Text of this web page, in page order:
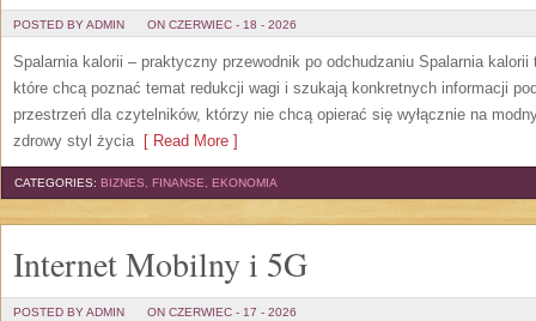
POSTED BY ADMIN ON CZERWIEC - 18 - 2026
Spalarnia kalorii – praktyczny przewodnik po odchudzaniu Spalarnia
które chcą poznać temat redukcji wagi i szukają konkretnych informacji
przestrzeń dla czytelników, którzy nie chcą opierać się wyłącznie na
zdrowy styl życia[ Read More ]
CATEGORIES: BIZNES, FINANSE, EKONOMIA
Internet Mobilny i 5G
POSTED BY ADMIN ON CZERWIEC - 17 - 2026